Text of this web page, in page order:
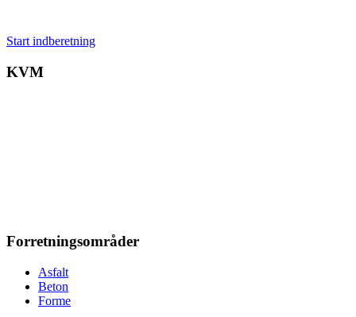
Start indberetning
KVM
Forretningsområder
Asfalt
Beton
Forme